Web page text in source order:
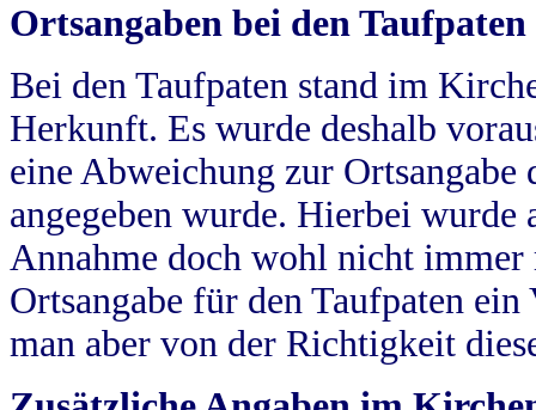
Ortsangaben bei den Taufpaten
Bei den Taufpaten stand im
Herkunft. Es wurde deshalb
eine Abweichung zur
angegeben wurde. Hierbei wurde
Annahme doch wohl nicht
Ortsangabe für den Taufpaten
man aber von der Richtigkeit